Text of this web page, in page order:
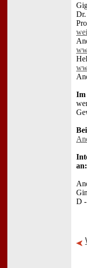
Im
an:
D